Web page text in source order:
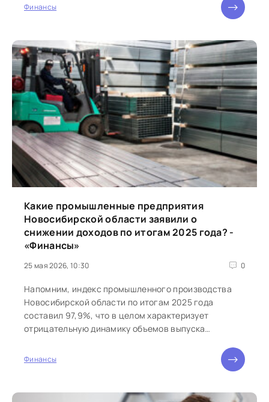
Финансы
Какие промышленные предприятия
Новосибирской области заявили о
снижении доходов по итогам 2025 года? -
«Финансы»
25 мая 2026, 10:30 0
Напомним, индекс промышленного производства
Новосибирской области по итогам 2025 года
составил 97,9%, что в целом характеризует
отрицательную динамику объемов выпуска
Финансы